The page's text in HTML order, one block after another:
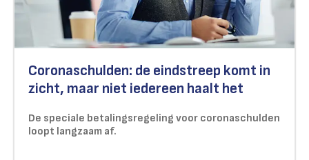
Coronaschulden: de eindstreep komt in
zicht, maar niet iedereen haalt het
De speciale betalingsregeling voor coronaschulden
loopt langzaam af.